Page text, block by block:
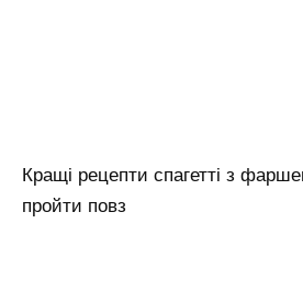
Кращі рецепти спагетті з
пройти повз